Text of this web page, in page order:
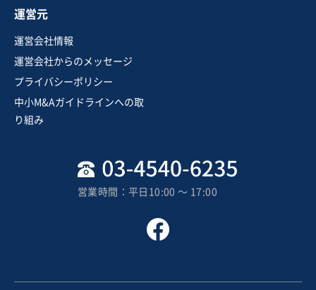
運営元
運営会社情報
運営会社からのメッセージ
プライバシーポリシー
中小M&Aガイドラインへの取
り組み
営業時間：平日10:00 〜 17:00